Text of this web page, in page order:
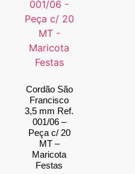
Cordão São
Francisco
3,5 mm Ref.
001/06 –
Peça c/ 20
MT –
Maricota
Festas